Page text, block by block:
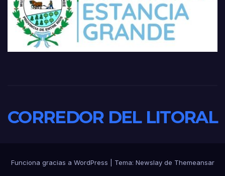
CORREDOR DEL LITORAL
Funciona gracias a WordPress Tema: Newslayde Themeansar